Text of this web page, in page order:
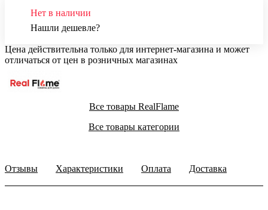
Нет в наличии
Нашли дешевле?
Цена действительна только для интернет-магазина и может
отличаться от цен в розничных магазинах
Все товары RealFlame
Все товары категории
Отзывы Характеристики Оплата Доставка